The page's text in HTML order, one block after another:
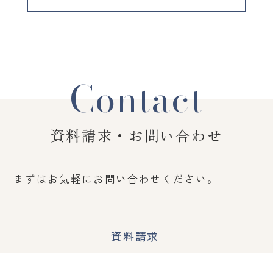
Contact
資料請求・お問い合わせ
まずはお気軽にお問い合わせください。
資料請求